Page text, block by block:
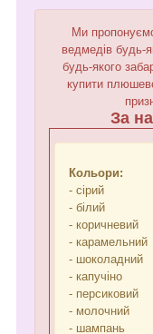
Ми
ведмедів будь-
будь-якого
купити
За
Кольори:
- сірий
- білий
- коричневий
- карамельний
- шоколадний
- капучіно
- персиковий
- молочний
- шампань